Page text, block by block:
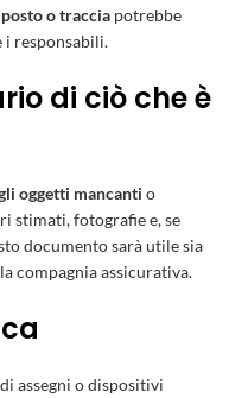
o traccia potrebbe
i responsabili.
di ciò che è
oggetti mancanti o
stimati, fotografie e, se
documento sarà utile sia
compagnia assicurativa.
assegni o dispositivi